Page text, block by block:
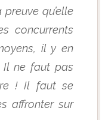
qu’elle
concurrents
il y en
Il ne faut pas
! Il faut se
affronter sur